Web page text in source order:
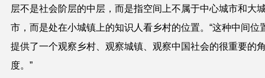
层不是社会阶层的中层，而是指空间上不属于中心城市和大
市，而是处在小城镇上的知识人看乡村的位置。“这种中间位
提供了一个观察乡村、观察城镇、观察中国社会的很重要的
度。”